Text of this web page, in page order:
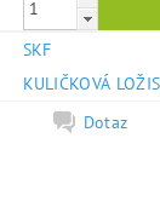
SKF
KULIČKOVÁ
Dotaz